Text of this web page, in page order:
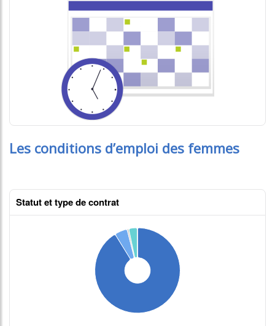
Les conditions d’emploi des femmes
Statut et type de contrat